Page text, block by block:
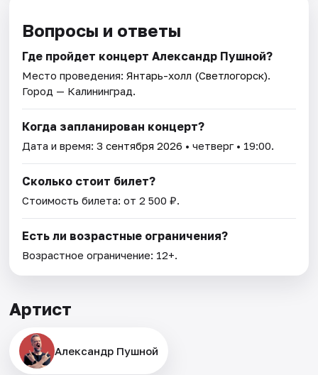
Вопросы и ответы
Где пройдет концерт Александр Пушной?
Место проведения:Янтарь-холл (Светлогорск).
Город — Калининград.
Когда запланирован концерт?
Дата и время:3 сентября 2026 • четверг • 19:00.
Сколько стоит билет?
Стоимость билета: от 2 500 ₽.
Есть ли возрастные ограничения?
Возрастное ограничение: 12+.
Артист
Александр Пушной